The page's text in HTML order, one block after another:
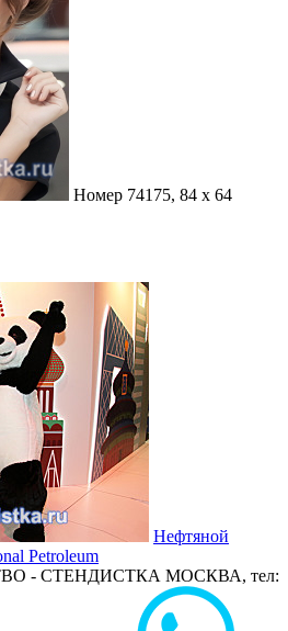
Номер 74175, 84 x 64
Нефтяной
Petroleum
- СТЕНДИСТКА МОСКВА, тел: